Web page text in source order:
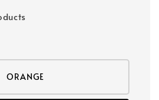
ORANGE